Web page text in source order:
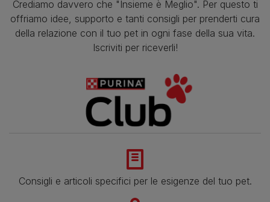
Crediamo davvero che "Insieme è Meglio". Per questo ti
offriamo idee, supporto e tanti consigli per prenderti cura
della relazione con il tuo pet in ogni fase della sua vita.
Iscriviti per riceverli!
Consigli e articoli specifici per le esigenze del tuo pet.